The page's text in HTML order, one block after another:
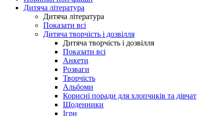
Дитяча література
Дитяча література
Показати всі
Дитяча творчість і дозвілля
Дитяча творчість і дозвілля
Показати всі
Анкети
Розваги
Творчість
Альбоми
Корисні поради для хлопчиків та дівчат
Щоденники
Ігри